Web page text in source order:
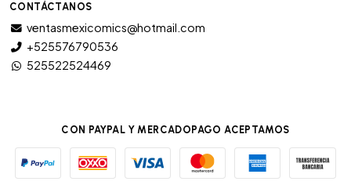
CONTÁCTANOS
ventasmexicomics@hotmail.com
+525576790536
525522524469
CON PAYPAL Y MERCADOPAGO ACEPTAMOS